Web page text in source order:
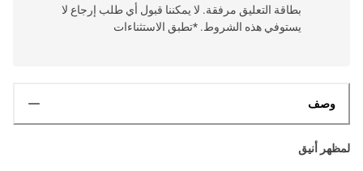
بطاقة التعليق مرفقة. لا يمكننا قبول أي طلب إرجاع لا
يستوفي هذه الشروط. *تطبق الاستثناءات
وصف
لمظهر أنيق